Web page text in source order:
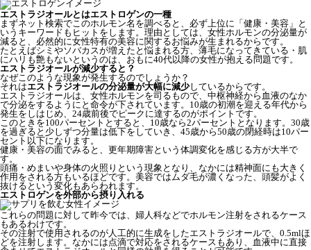
エストラジオールとはエストロゲンの一種
まずネット検索でこのホルモン名を調べると、必ず上位に「健康・美容」と
いうキーワードもヒットをします。理由としては、女性ホルモンの分泌量が
減ると、必然的に女性特有の美容に関するお悩みが生まれるからです。
たとえばシミやソバカスが増えたと悩まれる方、薄毛になってきている・肌
にハリも艶もないというのは、おもに40代以降の女性が抱える問題です。
エストラジオールが減少すると？
なぜこのような現象が発生するのでしょうか？
それはエストラジオールの分泌量が大幅に減少しているからです。
エストラジオールは、女性ホルモンを司るもので、中枢神経から血液のなか
で分泌をするようにと命令が下されています。10歳の初潮を迎える年代から
発生をしはじめ、24歳前後でピークに達するのがポイントです。
このときを100パーセントとすると、10歳なら2パーセントとなります。30歳
を過ぎると少しずつ分量は低下をしていき、45歳から50歳の閉経時は10パー
セント以下になります。
健康・美容の面でみると、更年期障害という体調変化を感じる方が大半で
す。
頭痛・めまいや身体の火照りという現象となり、なかには精神面にも大きく
作用をされる方もいるほどです。美容ではムダ毛が濃くなった、頭髪がよく
抜けるという変化もあらわれます。
エストロゲンを外部から摂り入れる
これらの問題に対して昨今では、婦人科などでホルモン注射をされるケース
もあるわけです。
その注射で使用されるのが人工的に生成をしたエストラジオールで、0.5mlほ
どを注射します。なかには点滴で対応をされるケースもあり、血液中に直接